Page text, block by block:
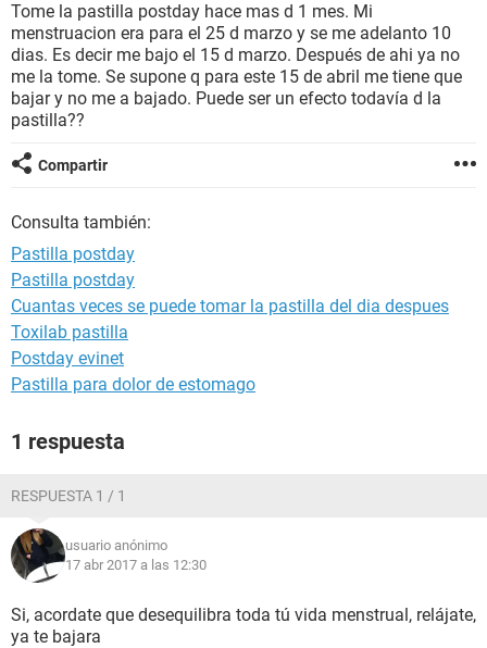
BIENESTAR
SEXUALIDAD
GLOSARIO
Tome la pastilla postday hace mas d 1 mes. Mi
menstruacion era para el 25 d marzo y se me adelanto 10
dias. Es decir me bajo el 15 d marzo. Después de ahi ya no
me la tome. Se supone q para este 15 de abril me tiene que
bajar y no me a bajado. Puede ser un efecto todavía d la
pastilla??
Compartir
Consulta también:
Pastilla postday
Pastilla postday
Cuantas veces se puede tomar la pastilla del dia despues
Toxilab pastilla
Postday evinet
Pastilla para dolor de estomago
1 respuesta
RESPUESTA 1 / 1
usuario anónimo
17 abr 2017 a las 12:30
Si, acordate que desequilibra toda tú vida menstrual, relájate,
ya te bajara